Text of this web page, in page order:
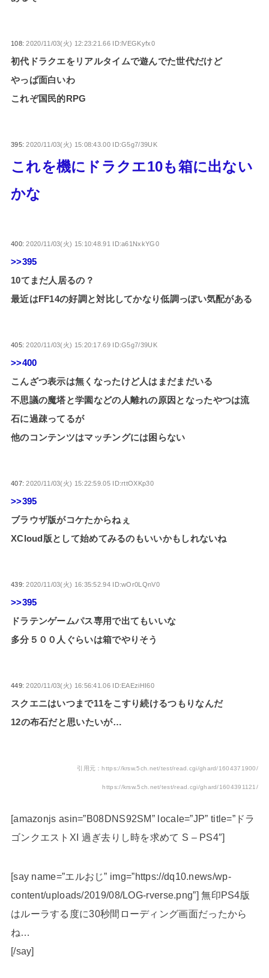
108:2020/11/03(火) 12:23:21.66 ID:lVEGKyfx0
初代ドラクエをリアルタイムで遊んでた世代だけど
やっぱ面白いわ
これぞ国民的RPG
395:2020/11/03(火) 15:08:43.00 ID:G5g7/39UK
これを機にドラクエ10も箱に出ない
かな
400:2020/11/03(火) 15:10:48.91 ID:a61NxkYG0
>>395
10てまだ人居るの？
最近はFF14の好調と対比してかなり低調っぽい気配がある
405:2020/11/03(火) 15:20:17.69 ID:G5g7/39UK
>>400
こんざつ表示は無くなったけど人はまだまだいる
不思議の魔塔と学園などの人離れの原因となったやつは流
石に過疎ってるが
他のコンテンツはマッチングには困らない
407:2020/11/03(火) 15:22:59.05 ID:rttOXKp30
>>395
ブラウザ版がコケたからねぇ
XCloud版として始めてみるのもいいかもしれないね
439:2020/11/03(火) 16:35:52.94 ID:wOr0LQnV0
>>395
ドラテンゲームパス専用で出てもいいな
多分５００人ぐらいは箱でやりそう
449:2020/11/03(火) 16:56:41.06 ID:EAEziHI60
スクエニはいつまで11をこすり続けるつもりなんだ
12の布石だと思いたいが…
引用元：https://krsw.5ch.net/test/read.cgi/ghard/1604371900/
https://krsw.5ch.net/test/read.cgi/ghard/1604391121/
[amazonjs asin=”B08DNS92SM” locale=”JP” title=”ドラ
ゴンクエストXI 過ぎ去りし時を求めて S – PS4″]
[say name=”エルおじ” img=”https://dq10.news/wp-
content/uploads/2019/08/LOG-rverse.png”] 無印PS4版
はルーラする度に30秒間ローディング画面だったから
ね…
[/say]